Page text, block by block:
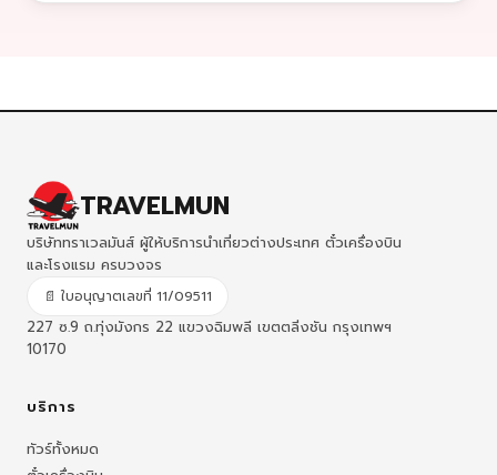
TRAVELMUN
บริษัททราเวลมันส์ ผู้ให้บริการนำเที่ยวต่างประเทศ ตั๋วเครื่องบิน
และโรงแรม ครบวงจร
📄 ใบอนุญาตเลขที่ 11/09511
227 ซ.9 ถ.ทุ่งมังกร 22 แขวงฉิมพลี เขตตลิ่งชัน กรุงเทพฯ
10170
บริการ
ทัวร์ทั้งหมด